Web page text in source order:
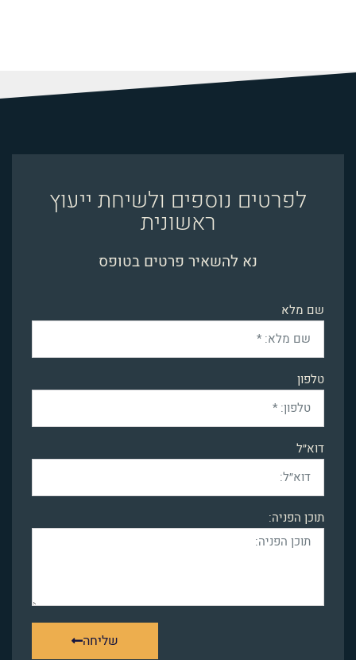
לפרטים נוספים ולשיחת ייעוץ
ראשונית
נא להשאיר פרטים בטופס
שם מלא
טלפון
דוא״ל
תוכן הפניה:
שליחה